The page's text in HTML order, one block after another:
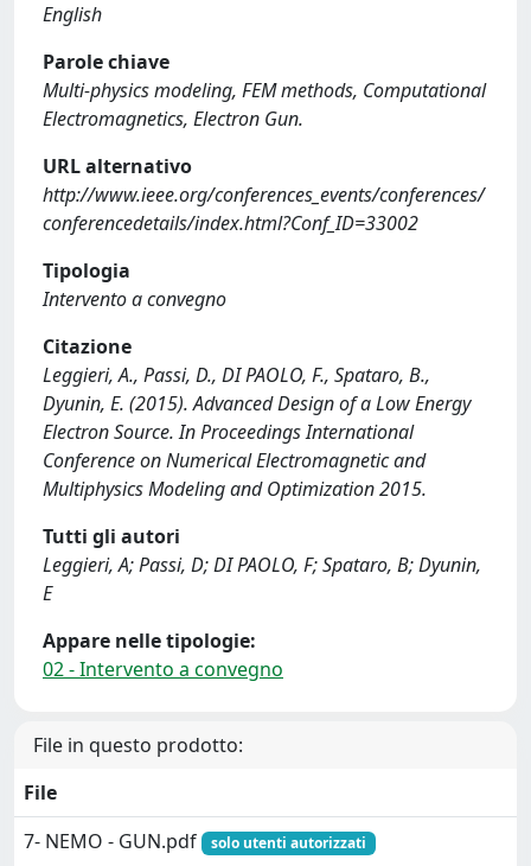
English
Parole chiave
Multi-physics modeling, FEM methods, Computational
Electromagnetics, Electron Gun.
URL alternativo
http://www.ieee.org/conferences_events/conferences/
conferencedetails/index.html?Conf_ID=33002
Tipologia
Intervento a convegno
Citazione
Leggieri, A., Passi, D., DI PAOLO, F., Spataro, B.,
Dyunin, E. (2015). Advanced Design of a Low Energy
Electron Source. In Proceedings International
Conference on Numerical Electromagnetic and
Multiphysics Modeling and Optimization 2015.
Tutti gli autori
Leggieri, A; Passi, D; DI PAOLO, F; Spataro, B; Dyunin,
E
Appare nelle tipologie:
02 - Intervento a convegno
File in questo prodotto:
File
7- NEMO - GUN.pdf
solo utenti autorizzati